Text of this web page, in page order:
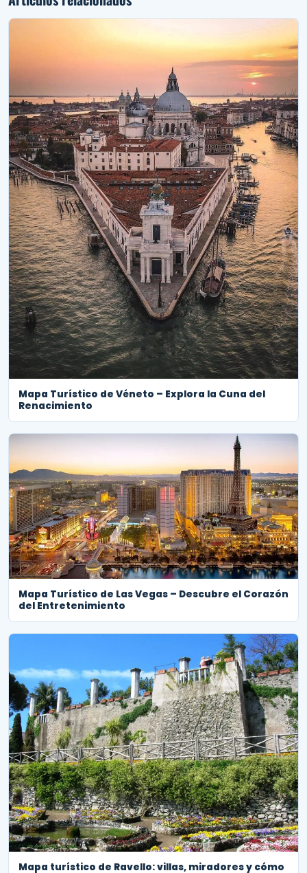
Mapa Turístico de Véneto – Explora la Cuna del
Renacimiento
Mapa Turístico de Las Vegas – Descubre el Corazón
del Entretenimiento
Mapa turístico de Ravello: villas, miradores y cómo